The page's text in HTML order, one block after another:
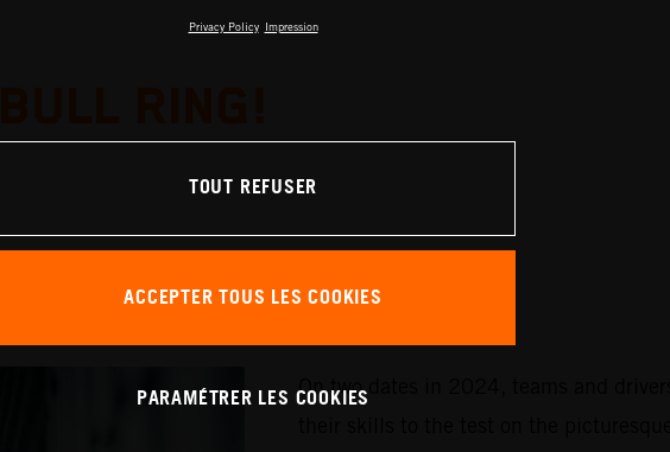
RING!
On two dates in 2024, teams and
their skills to the test on the
Privacy Policy Impression
TOUT REFUSER
ACCEPTER TOUS LES COOKIES
PARAMÉTRER LES COOKIES